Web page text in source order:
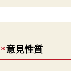
*意見性質